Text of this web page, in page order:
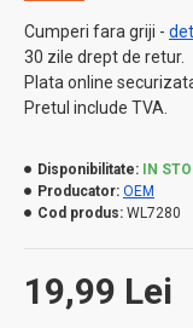
Cumperi fara griji -
30 zile drept de retur.
Plata online
Pretul include TVA.
19,99 Lei
Disponibilitate: IN
Producator: OEM
Cod produs: WL7280